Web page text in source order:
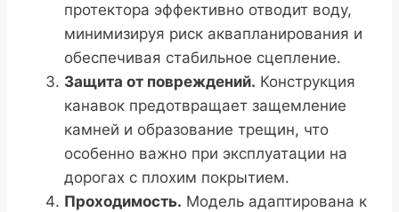
протектора эффективно отводит воду,
минимизируя риск аквапланирования и
обеспечивая стабильное сцепление.
Защита от повреждений. Конструкция
канавок предотвращает защемление
камней и образование трещин, что
особенно важно при эксплуатации на
дорогах с плохим покрытием.
Проходимость. Модель адаптирована к